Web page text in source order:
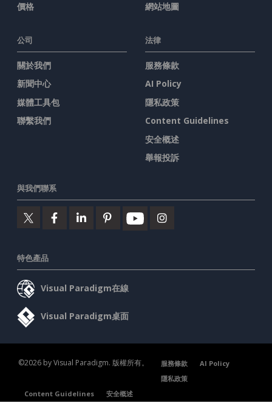
價格
網站地圖
公司
關於我們
新聞中心
媒體工具包
聯繫我們
法律
服務條款
AI Policy
隱私政策
Content Guidelines
安全概述
舉報投訴
與我們聯系
特色產品
Visual Paradigm在線
Visual Paradigm桌面
©2026 by Visual Paradigm. 版權所有。 服務條款
AI Policy
隱私政策
Content Guidelines
安全概述